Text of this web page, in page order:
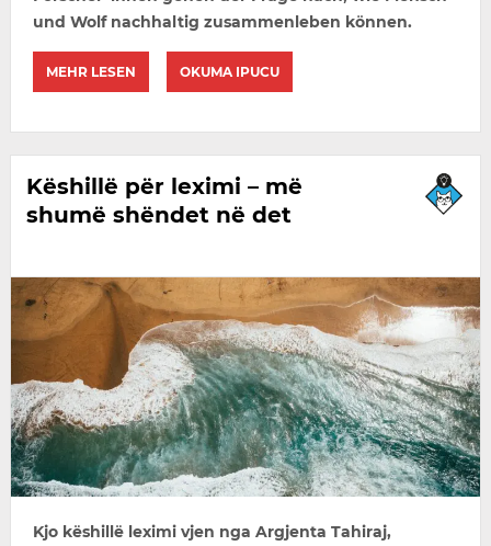
und Wolf nachhaltig zusammenleben können.
MEHR LESEN OKUMA IPUCU
Këshillë për leximi – më
shumë shëndet në det
Kjo këshillë leximi vjen nga Argjenta Tahiraj,